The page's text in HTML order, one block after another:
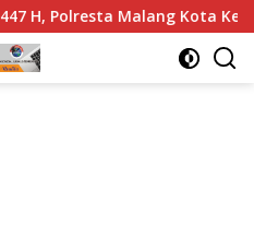
Kerahkan 400 Personel